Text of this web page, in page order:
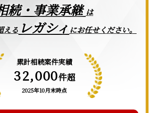
続・事業承継は
える レガシィ にお任せください。
累計相続案件実績
32,000件超
2025年10月末時点